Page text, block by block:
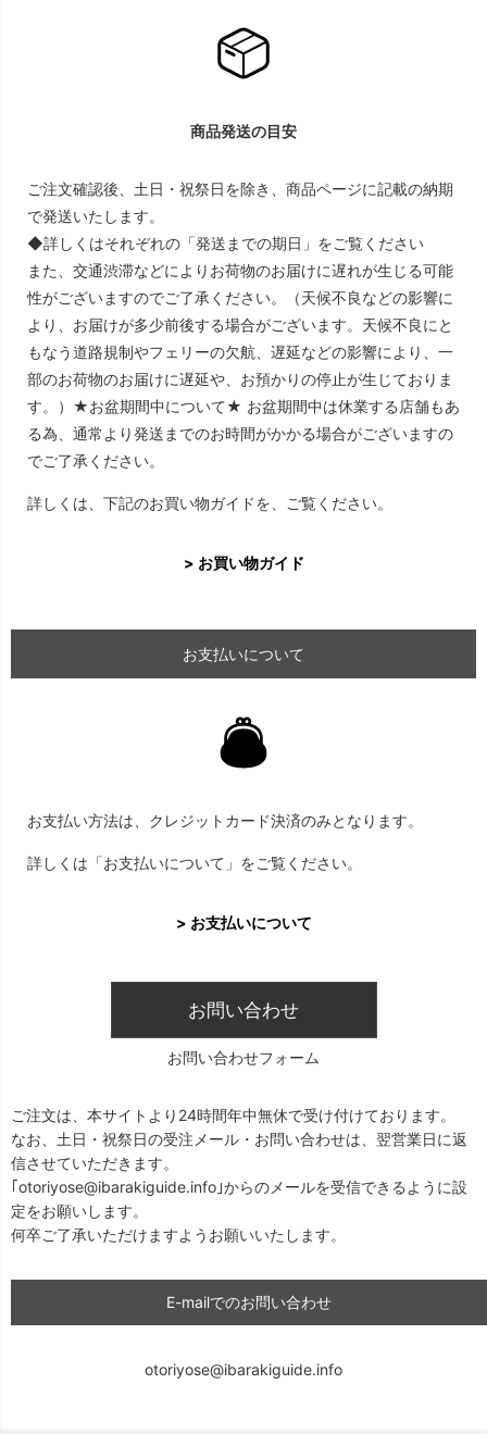
商品発送の目安
ご注文確認後、土日・祝祭日を除き、商品ページに記載の納期
で発送いたします。
◆詳しくはそれぞれの「発送までの期日」をご覧ください
また、交通渋滞などによりお荷物のお届けに遅れが生じる可能
性がございますのでご了承ください。（天候不良などの影響に
より、お届けが多少前後する場合がございます。天候不良にと
もなう道路規制やフェリーの欠航、遅延などの影響により、一
部のお荷物のお届けに遅延や、お預かりの停止が生じておりま
す。）★お盆期間中について★ お盆期間中は休業する店舗もあ
る為、通常より発送までのお時間がかかる場合がございますの
でご了承ください。
詳しくは、下記のお買い物ガイドを、ご覧ください。
> お買い物ガイド
お支払いについて
お支払い方法は、クレジットカード決済のみとなります。
詳しくは「お支払いについて」をご覧ください。
> お支払いについて
お問い合わせ
お問い合わせフォーム
ご注文は、本サイトより24時間年中無休で受け付けております。
なお、土日・祝祭日の受注メール・お問い合わせは、翌営業日に返
信させていただきます。
｢otoriyose@ibarakiguide.info｣からのメールを受信できるように設
定をお願いします。
何卒ご了承いただけますようお願いいたします。
E-mailでのお問い合わせ
otoriyose@ibarakiguide.info